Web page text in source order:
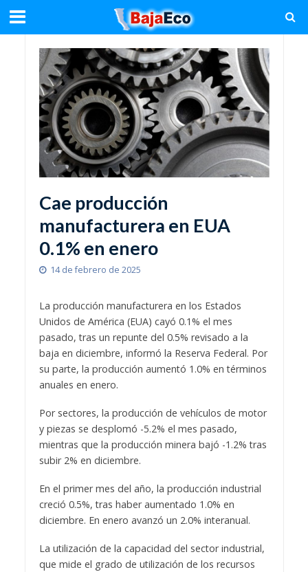
Cae producción
manufacturera en EUA
0.1% en enero
14 de febrero de 2025
La producción manufacturera en los Estados
Unidos de América (EUA) cayó 0.1% el mes
pasado, tras un repunte del 0.5% revisado a la
baja en diciembre, informó la Reserva Federal. Por
su parte, la producción aumentó 1.0% en términos
anuales en enero.
Por sectores, la producción de vehículos de motor
y piezas se desplomó -5.2% el mes pasado,
mientras que la producción minera bajó -1.2% tras
subir 2% en diciembre.
En el primer mes del año, la producción industrial
creció 0.5%, tras haber aumentado 1.0% en
diciembre. En enero avanzó un 2.0% interanual.
La utilización de la capacidad del sector industrial,
que mide el grado de utilización de los recursos